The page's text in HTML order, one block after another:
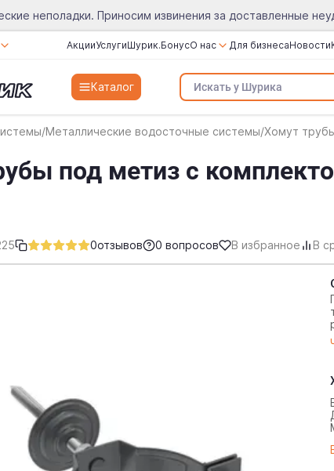
неполадки. Приносим извинения за доставленные
АкцииУслугиШурик.БонусО нас
О компании
Сертификаты
Отзывы
Для бизнесаНовости
Каталог
/Металлические водосточные системы/Хомут
под метиз с
0отзывов 0 вопросов В избранное В